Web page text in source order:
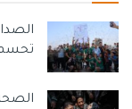
تحسم